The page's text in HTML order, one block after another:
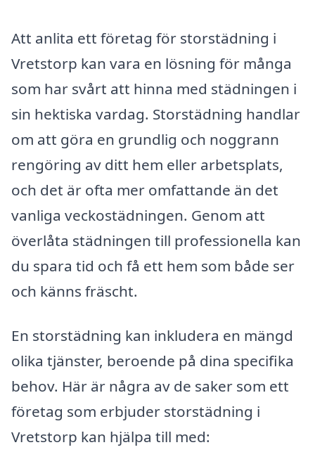
Att anlita ett företag för storstädning i
Vretstorp kan vara en lösning för många
som har svårt att hinna med städningen i
sin hektiska vardag. Storstädning handlar
om att göra en grundlig och noggrann
rengöring av ditt hem eller arbetsplats,
och det är ofta mer omfattande än det
vanliga veckostädningen. Genom att
överlåta städningen till professionella kan
du spara tid och få ett hem som både ser
och känns fräscht.
En storstädning kan inkludera en mängd
olika tjänster, beroende på dina specifika
behov. Här är några av de saker som ett
företag som erbjuder storstädning i
Vretstorp kan hjälpa till med: